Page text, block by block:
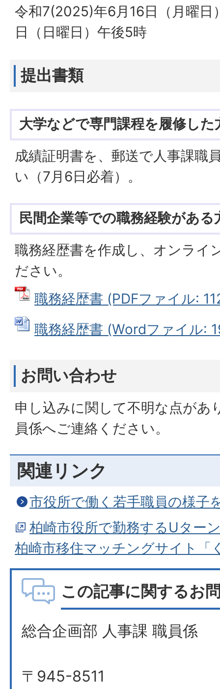
令和7(2025)年6月16日（月曜
日（日曜日）午後5時
提出書類
大学などで専門課程を履修した
成績証明書を、郵送で人事課職
い（7月6日必着）。
民間企業等での職務経験がある
職務経歴書を作成し、オンライ
ださい。
職務経歴書 (PDFファイル:
職務経歴書 (Wordファイル:
お問い合わせ
申し込みに関して不明な点があ
員係へご連絡ください。
関連リンク
市役所で働く若手職員の様子
柏崎市役所で勤務するUター
柏崎市移住マッチングサイト「
この記事に関するお
総合企画部 人事課 職員係
〒945-8511